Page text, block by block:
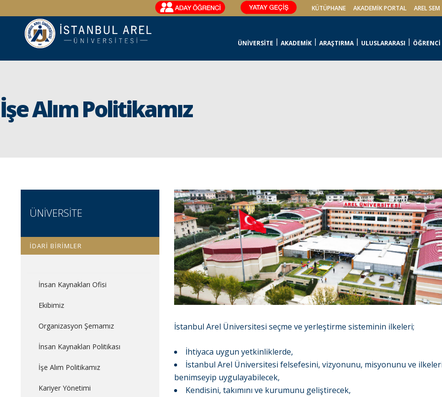
KÜTÜPHANE AKADEMİK PORTAL AREL SEM
ÜNİVERSİTE AKADEMİK ARAŞTIRMA ULUSLARARASI ÖĞRENCİ
İşe Alım Politikamız
ÜNİVERSİTE
İDARİ BİRİMLER
İnsan Kaynakları Ofisi
Ekibimiz
Organizasyon Şemamız
İnsan Kaynakları Politikası
İşe Alım Politikamız
Kariyer Yönetimi
İstanbul Arel Üniversitesi seçme ve yerleştirme sisteminin ilkeleri;
İhtiyaca uygun yetkinliklerde,
İstanbul Arel Üniversitesi felsefesini, vizyonunu, misyonunu ve
benimseyip uygulayabilecek,
Kendisini, takımını ve kurumunu geliştirecek,